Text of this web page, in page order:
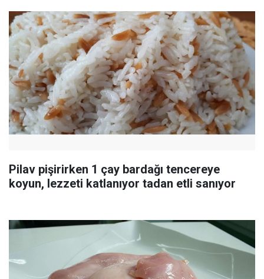
Pilav pişirirken 1 çay bardağı tencereye
koyun, lezzeti katlanıyor tadan etli sanıyor